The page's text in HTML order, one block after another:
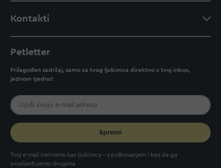
Kontakti
Petletter
Prilagođen sadržaj, samo za tvog ljubimca direktno u tvoj inbox,
jednom tjedno!
Spremi
Tvoj e-mail tretiramo kao ljubimca - s poštovanjem i bez da ga
proslijeđujemo drugima.